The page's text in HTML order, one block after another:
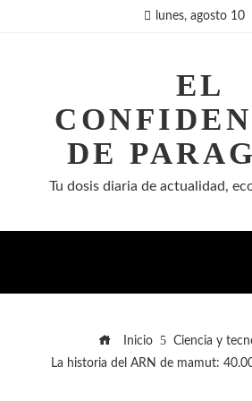
lunes, agosto 10
EL
DE
Tu dosis diaria de actualidad,
Inicio
Ciencia y
La historia del ARN de mamut: